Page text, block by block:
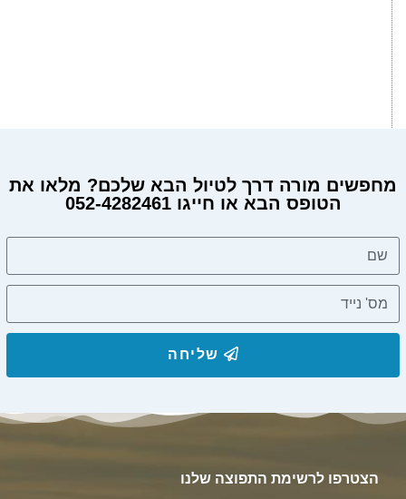
מחפשים מורה דרך?
מחפשים מורה דרך לטיול הבא שלכם? מלאו את
הטופס הבא או חייגו 052-4282461
שליחה
הצטרפו לרשימת התפוצה שלנו